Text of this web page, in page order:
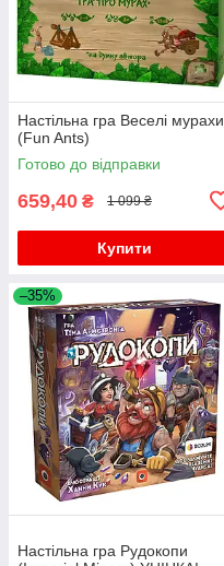
Настільна гра Веселі мурахи
(Fun Ants)
Готово до відправки
659,40 ₴ 1 099 ₴
Купити
–35%
Настільна гра Рудокопи